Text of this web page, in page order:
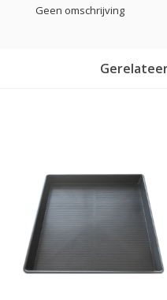
Geen omschrijving